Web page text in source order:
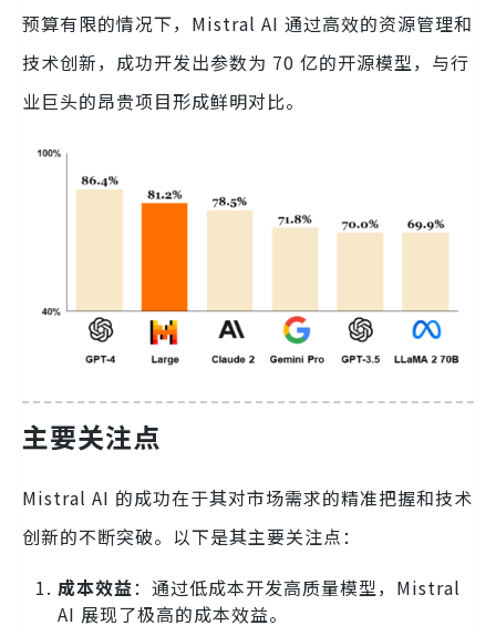
预算有限的情况下，Mistral AI 通过高效的资源管理和
技术创新，成功开发出参数为 70 亿的开源模型，与行
业巨头的昂贵项目形成鲜明对比。
主要关注点
Mistral AI 的成功在于其对市场需求的精准把握和技术
创新的不断突破。以下是其主要关注点：
成本效益：通过低成本开发高质量模型，Mistral
AI 展现了极高的成本效益。